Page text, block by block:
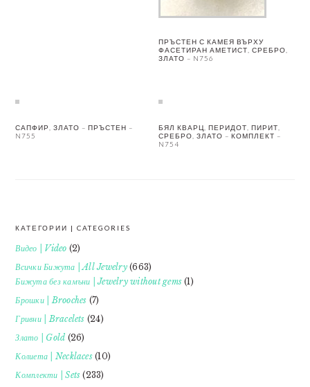
ПРЪСТЕН С КАМЕЯ ВЪРХУ
ФАСЕТИРАН АМЕТИСТ, СРЕБРО,
ЗЛАТО – N756
САПФИР, ЗЛАТО – ПРЪСТЕН –
N755
БЯЛ КВАРЦ, ПЕРИДОТ, ПИРИТ,
СРЕБРО, ЗЛАТО – КОМПЛЕКТ –
N754
FOOTER
КАТЕГОРИИ | CATEGORIES
Видео | Video (2)
Всички Бижута | All Jewelry(663)
Бижута без камъни | Jewelry without gems (1)
Брошки | Brooches (7)
Гривни | Bracelets (24)
Злато | Gold (26)
Колиета | Necklaces(10)
Комплекти | Sets (233)